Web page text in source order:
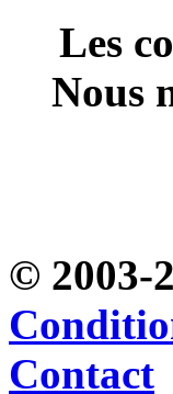
Les
Nous
© 2003-
Contact